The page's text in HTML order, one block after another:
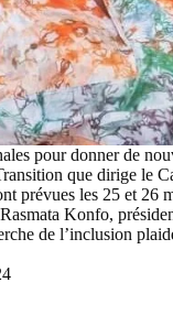
pour donner de
que dirige le
prévues les 25 et 26
Konfo,
de l’inclusion